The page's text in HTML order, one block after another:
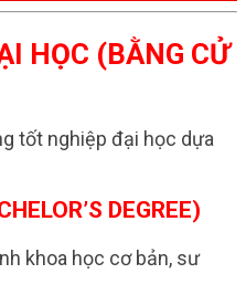
HỌC (BẰNG CỬ
tốt nghiệp đại học dựa
DEGREE)
khoa học cơ bản, sư